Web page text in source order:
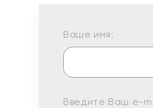
Ваше имя:
Введите Ваш e-